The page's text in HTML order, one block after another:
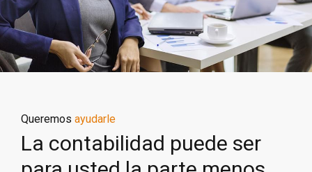
Queremos ayudarle
La contabilidad puede ser